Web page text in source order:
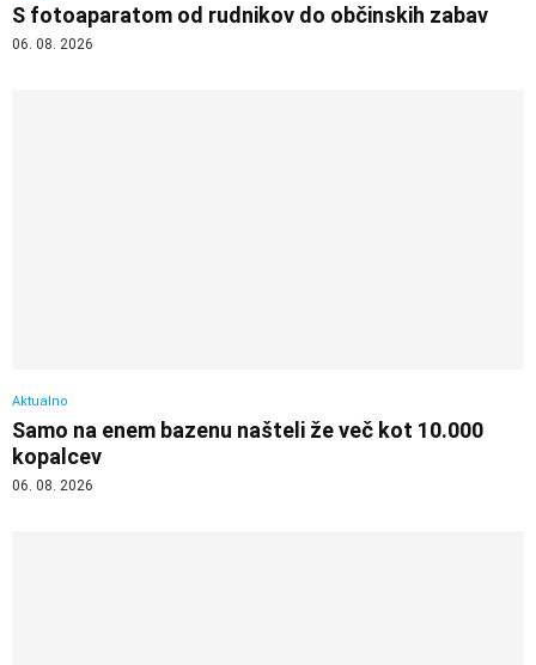
S fotoaparatom od rudnikov do občinskih zabav
06. 08. 2026
Aktualno
Samo na enem bazenu našteli že več kot 10.000
kopalcev
06. 08. 2026